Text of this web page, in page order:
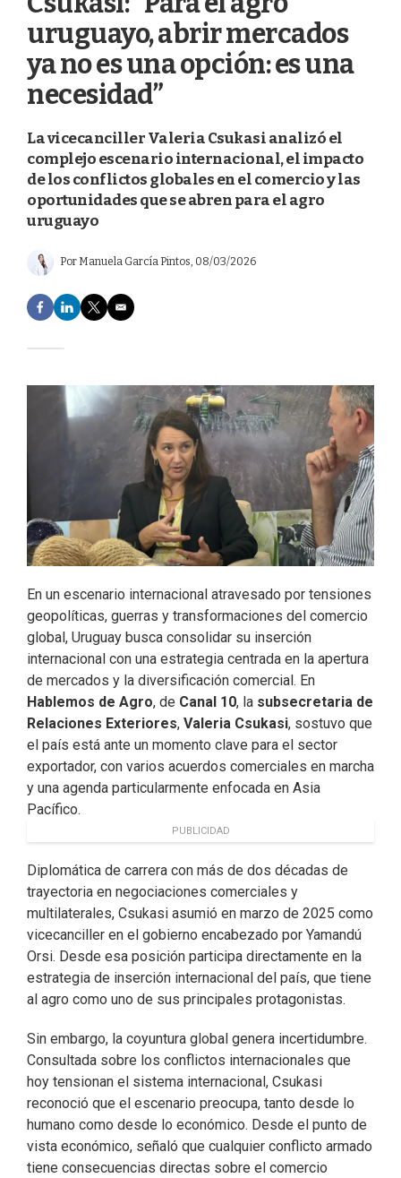
uruguayo, abrir mercados
ya no es una opción: es una
necesidad”
La vicecanciller Valeria Csukasi analizó el
complejo escenario internacional, el impacto
de los conflictos globales en el comercio y las
oportunidades que se abren para el agro
uruguayo
Por Manuela García Pintos, 08/03/2026
F
a
e
o
L
i
d
I
n
T
w
e
r
E
m
En un escenario internacional atravesado por tensiones
geopolíticas, guerras y transformaciones del comercio
global, Uruguay busca consolidar su inserción
internacional con una estrategia centrada en la apertura
de mercados y la diversificación comercial. En
Hablemos de Agro, de Canal 10, la subsecretaria de
Relaciones Exteriores, Valeria Csukasi, sostuvo que
el país está ante un momento clave para el sector
exportador, con varios acuerdos comerciales en marcha
y una agenda particularmente enfocada en Asia
Pacífico.
PUBLICIDAD
Diplomática de carrera con más de dos décadas de
trayectoria en negociaciones comerciales y
multilaterales, Csukasi asumió en marzo de 2025 como
vicecanciller en el gobierno encabezado por Yamandú
Orsi. Desde esa posición participa directamente en la
estrategia de inserción internacional del país, que tiene
al agro como uno de sus principales protagonistas.
Sin embargo, la coyuntura global genera incertidumbre.
Consultada sobre los conflictos internacionales que
hoy tensionan el sistema internacional, Csukasi
reconoció que el escenario preocupa, tanto desde lo
humano como desde lo económico. Desde el punto de
vista económico, señaló que cualquier conflicto armado
tiene consecuencias directas sobre el comercio